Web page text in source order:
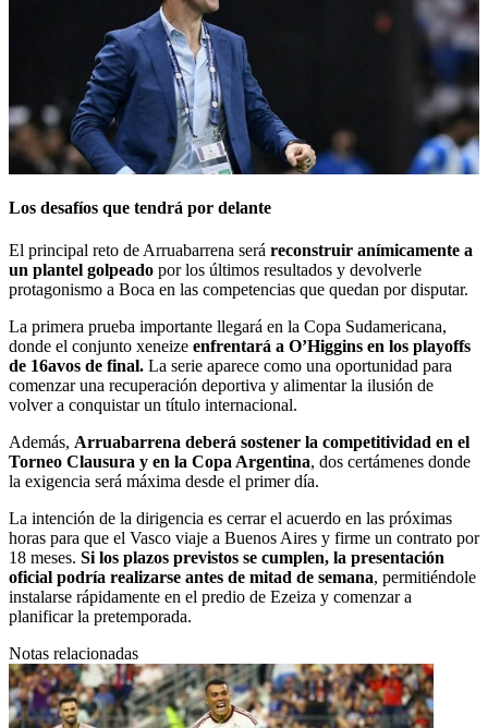
Los desafíos que tendrá por delante
El principal reto de Arruabarrena será reconstruir anímicamente a
un plantel golpeado por los últimos resultados y devolverle
protagonismo a Boca en las competencias que quedan por disputar.
La primera prueba importante llegará en la Copa Sudamericana,
donde el conjunto xeneize enfrentará a O’Higgins en los playoffs
de 16avos de final. La serie aparece como una oportunidad para
comenzar una recuperación deportiva y alimentar la ilusión de
volver a conquistar un título internacional.
Además, Arruabarrena deberá sostener la competitividad en el
Torneo Clausura y en la Copa Argentina, dos certámenes donde
la exigencia será máxima desde el primer día.
La intención de la dirigencia es cerrar el acuerdo en las próximas
horas para que el Vasco viaje a Buenos Aires y firme un contrato por
18 meses. Si los plazos previstos se cumplen, la presentación
oficial podría realizarse antes de mitad de semana, permitiéndole
instalarse rápidamente en el predio de Ezeiza y comenzar a
planificar la pretemporada.
Notas relacionadas